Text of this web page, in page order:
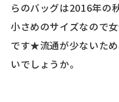
らのバッグは2016年の
小さめのサイズなので
です★流通が少ないた
いでしょうか。